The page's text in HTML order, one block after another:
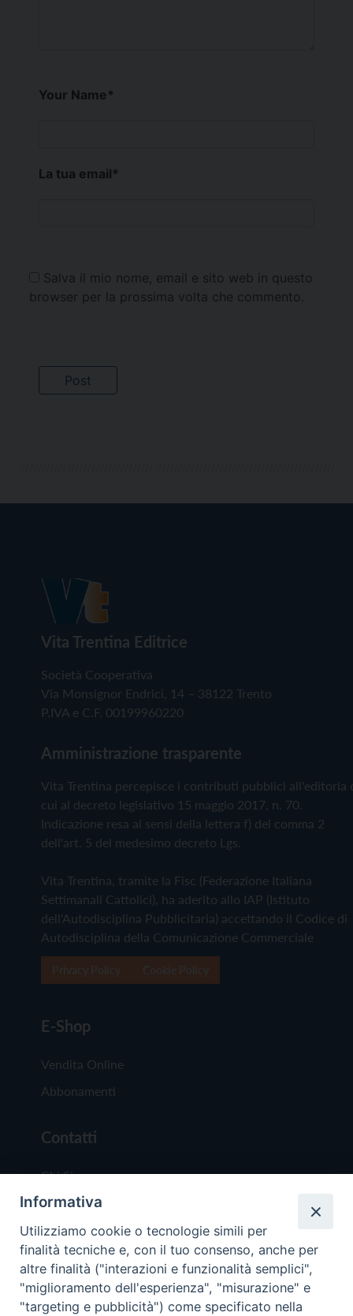
Your Name*
La tua email*
Salva il mio nome, email e sito web in questo
browser per la prossima volta che commento.
Vita Trentina Editrice
Società Cooperativa
Via Monsignor Endrici, 14 – 38122 Trento
P.IVA e C.F. 00199960220
Amministrazione trasparente
Vita Trentina percepisce i contributi pubblici all'editoria
cui al decreto legislativo 15 maggio 2017, n. 70.
Indicazione resa ai sensi della lettera f) del comma 2
dell'art. 5 del medesimo decreto Lgs.
Vita Trentina, tramite la Fisc (Federazione Italiana
Settimanali Cattolici), ha aderito allo IAP (Istituto
dell'Autodisciplina Pubblicitaria) accettando il Codice di
Autodisciplina della Comunicazione Commerciale
E-Shop
Vendita Online
Abbonamenti
Contatti
Chi Siamo
Redazione
Scrivici
Informativa
Utilizziamo cookie o tecnologie simili per
finalità tecniche e, con il tuo consenso, anche per
altre finalità ("interazioni e funzionalità semplici",
"miglioramento dell'esperienza", "misurazione" e
"targeting e pubblicità") come specificato nella